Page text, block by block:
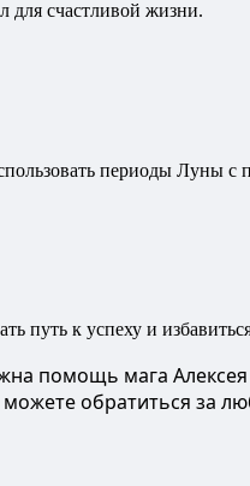
помощь мага Алексея
обратиться за
для счастливой жизни.
периоды Луны с
путь к успеху и